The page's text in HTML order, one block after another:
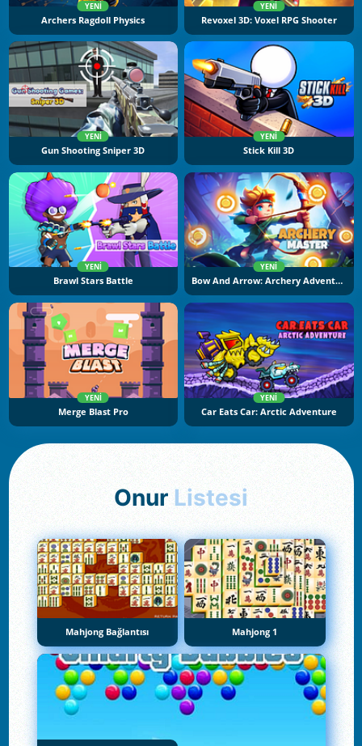
YENI
Archers Ragdoll Physics
YENI
Revoxel 3D: Voxel RPG Shooter
YENI
Gun Shooting Sniper 3D
YENI
Stick Kill 3D
YENI
Brawl Stars Battle
YENI
Bow And Arrow: Archery Adventure
YENI
Merge Blast Pro
YENI
Car Eats Car: Arctic Adventure
Onur Listesi
Mahjong Bağlantısı Mahjong 1